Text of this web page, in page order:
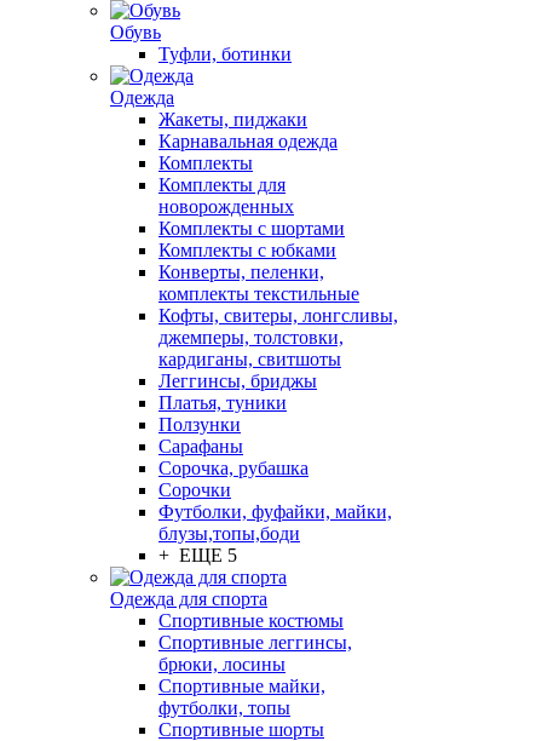
Обувь
Туфли, ботинки
Одежда
Жакеты, пиджаки
Карнавальная одежда
Комплекты
Комплекты для
новорожденных
Комплекты с шортами
Комплекты с юбками
Конверты, пеленки,
комплекты текстильные
Кофты, свитеры, лонгсливы,
джемперы, толстовки,
кардиганы, свитшоты
Леггинсы, бриджы
Платья, туники
Ползунки
Сарафаны
Сорочка, рубашка
Сорочки
Футболки, фуфайки, майки,
блузы,топы,боди
+ ЕЩЕ 5
Одежда для спорта
Спортивные костюмы
Спортивные леггинсы,
брюки, лосины
Спортивные майки,
футболки, топы
Спортивные шорты